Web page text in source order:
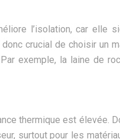
l’isolation, car elle
crucial de choisir un
exemple, la laine de
thermique est élevée.
surtout pour les